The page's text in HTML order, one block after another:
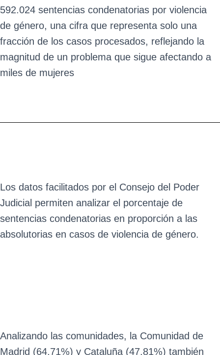
592.024 sentencias condenatorias por violencia
de género, una cifra que representa solo una
fracción de los casos procesados, reflejando la
magnitud de un problema que sigue afectando a
miles de mujeres
Los datos facilitados por el Consejo del Poder
Judicial permiten analizar el porcentaje de
sentencias condenatorias en proporción a las
absolutorias en casos de violencia de género.
Analizando las comunidades, la Comunidad de
Madrid (64,71%) y Cataluña (47,81%) también